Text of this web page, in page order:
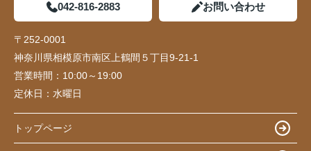
042-816-2883 お問い合わせ
〒252-0001
神奈川県相模原市南区上鶴間５丁目9-21-1
営業時間： 10:00～19:00
定休日： 水曜日
トップページ